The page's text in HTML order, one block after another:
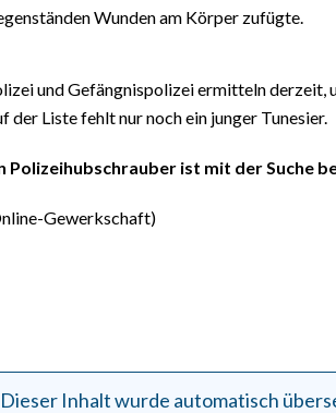
Wunden am Körper zufügte.
und Gefängnispolizei ermitteln derzeit,
der Liste fehlt nur noch ein junger Tunesier.
Polizeihubschrauber ist mit der Suche
Gewerkschaft)
Dieser Inhalt wurde automatisch